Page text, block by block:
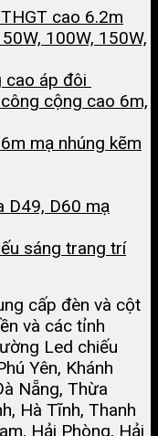
cao 6.2m
100W, 150W,
cao áp đôi
cộng cao 6m,
mạ nhúng kẽm
D49, D60 mạ
sáng trang trí
cấp đèn và cột
và các tỉnh
Led chiếu
Yên, Khánh
Nẵng, Thừa
Hà Tĩnh, Thanh
Hải Phòng, Hải